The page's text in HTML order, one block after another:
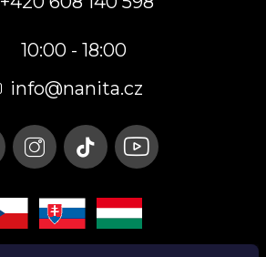
10:00 - 18:00
info@nanita.cz